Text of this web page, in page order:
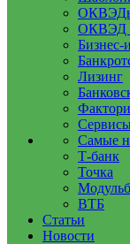
ОКВЭД
Бизнес-
Лизинг
Самые
Т-банк
Точка
ВТБ
Статьи
Новости